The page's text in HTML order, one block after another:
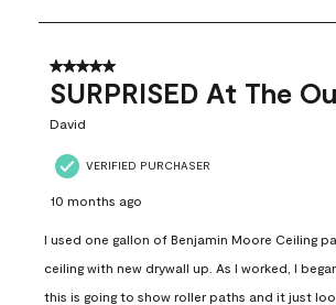
8
30
Reviews
5 out of 5 stars.
SURPRISED At The
David
VERIFIED PURCHASER
10 months ago
I used one gallon of Benjamin Moore Ceiling
ceiling with new drywall up. As I worked, I
this is going to show roller paths and it just